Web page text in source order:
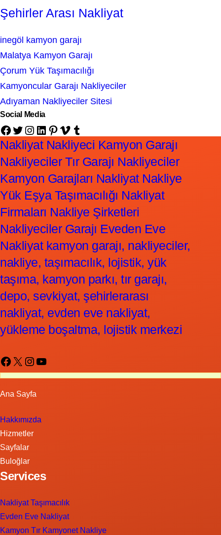
Şehirler Arası Nakliyat
inegöl kamyon garajı
Malatya Kamyon Garajı
Çorum Yük Taşımacılığı
Kamyoncular Garajı Nakliyeciler
Adıyaman Nakliyeciler Sitesi
Social Media
Facebook Twitter Instagram LinkedIn Pinterest Vimeo Tumblr
Nakliyat Nakliyeci Kamyon Garajı
Nakliyeciler Tır Garajı Nakliyeciler
Kamyon Garajları Nakliyat Nakliye
Yük Eşya Taşımacılığı Nakliyat
Firmaları Nakliye Şirketleri
Nakliyeciler Garajı Eveden Eve
Nakliyat kamyon garajı, nakliyeciler,
nakliye, taşımacılık, lojistik, yük
taşıma, kamyon parkı, tır garajı,
depo, sevkiyat, şehirlerarası
nakliyat, evden eve nakliyat,
yükleme boşaltma, lojistik merkezi
Facebook X Instagram YouTube
Ana Sayfa
Hakkımızda
Hizmetler
Sayfalar
Buloğlar
Services
Nakliyat Taşımacılık
Evden Eve Nakliyat
Kamyon Tır Kamyonet Nakliye